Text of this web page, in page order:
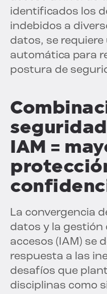
identificados los
indebidos a
datos, se
automática para
postura de
IAM =
La convergencia
datos y la gestión
accesos (IAM) se
respuesta a las
desafíos que
disciplinas como